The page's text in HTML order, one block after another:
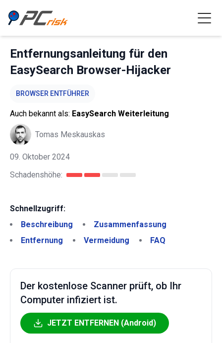
Entfernungsanleitung für den
EasySearch Browser-Hijacker
BROWSER ENTFÜHRER
Auch bekannt als: EasySearch Weiterleitung
Tomas Meskauskas
09. Oktober 2024
Schadenshöhe:
Schnellzugriff:
Beschreibung
Zusammenfassung
Entfernung
Vermeidung FAQ
Der kostenlose Scanner prüft, ob Ihr
Computer infiziert ist.
JETZT ENTFERNEN (Android)